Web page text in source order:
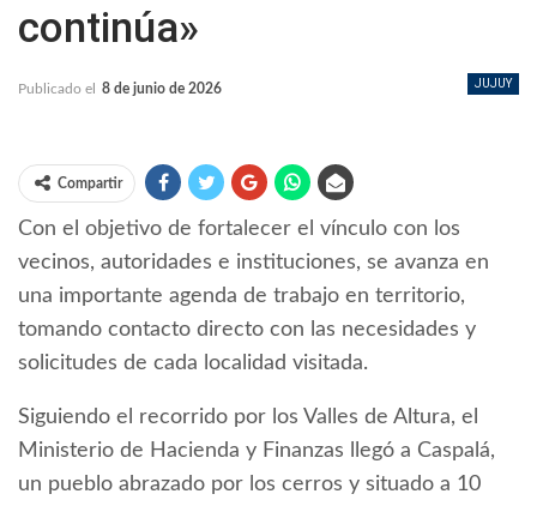
continúa»
JUJUY
Publicado el 8 de junio de 2026
Compartir
Con el objetivo de fortalecer el vínculo con los
vecinos, autoridades e instituciones, se avanza en
una importante agenda de trabajo en territorio,
tomando contacto directo con las necesidades y
solicitudes de cada localidad visitada.
Siguiendo el recorrido por los Valles de Altura, el
Ministerio de Hacienda y Finanzas llegó a Caspalá,
un pueblo abrazado por los cerros y situado a 10